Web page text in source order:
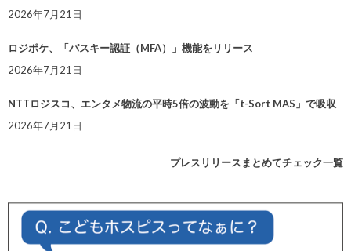
2026年7月21日
ロジポケ、「パスキー認証（MFA）」機能をリリース
2026年7月21日
NTTロジスコ、エンタメ物流の平時5倍の波動を「t-Sort MAS」で吸収
2026年7月21日
プレスリリースまとめてチェック一覧